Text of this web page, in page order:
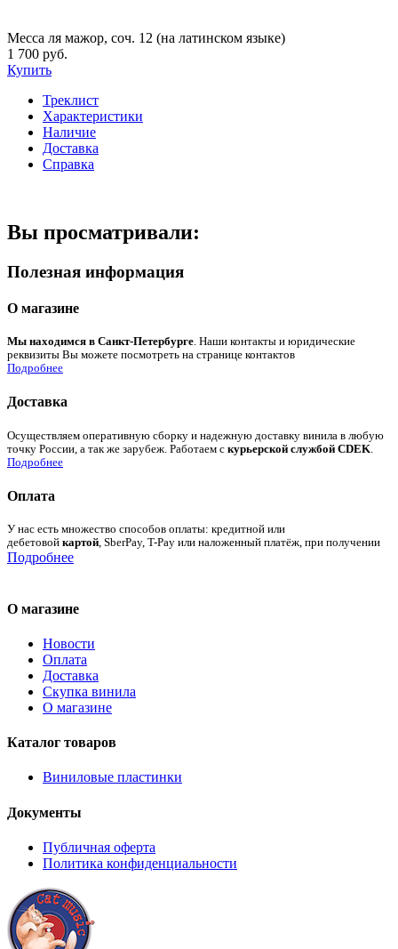
Месса ля мажор, соч. 12 (на латинском языке)
1 700 руб.
Купить
Треклист
Характеристики
Наличие
Доставка
Справка
Вы просматривали:
Полезная информация
О магазине
Мы находимся в Санкт-Петербурге. Наши контакты и юридические
реквизиты Вы можете посмотреть на странице контактов
Подробнее
Доставка
Осуществляем оперативную сборку и надежную доставку винила в любую
точку России, а так же зарубеж. Работаем с курьерской службой CDEK
Подробнее
Оплата
У нас есть множество способов оплаты: кредитной или
дебетовой картой, SberPay, T-Pay или наложенный платёж, при получении
Подробнее
О магазине
Новости
Оплата
Доставка
Скупка винила
О магазине
Каталог товаров
Виниловые пластинки
Документы
Публичная оферта
Политика конфиденциальности